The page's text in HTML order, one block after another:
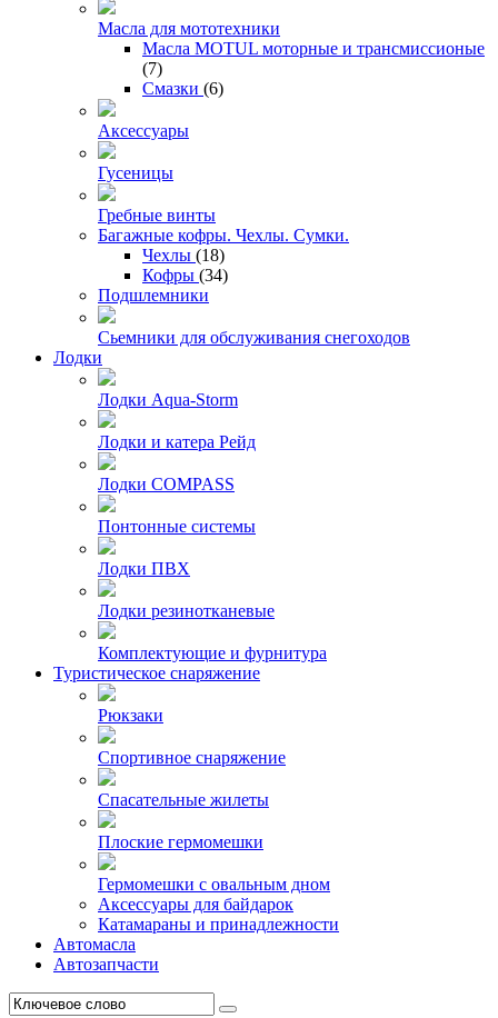
Масла для мототехники
Масла MOTUL моторные и трансмиссионые
(7)
Смазки (6)
Аксессуары
Гусеницы
Гребные винты
Багажные кофры. Чехлы. Сумки.
Чехлы (18)
Кофры (34)
Подшлемники
Сьемники для обслуживания снегоходов
Лодки
Лодки Aqua-Storm
Лодки и катера Рейд
Лодки COMPASS
Понтонные системы
Лодки ПВХ
Лодки резинотканевые
Комплектующие и фурнитура
Туристическое снаряжение
Рюкзаки
Спортивное снаряжение
Спасательные жилеты
Плоские гермомешки
Гермомешки с овальным дном
Аксессуары для байдарок
Катамараны и принадлежности
Автомасла
Автозапчасти